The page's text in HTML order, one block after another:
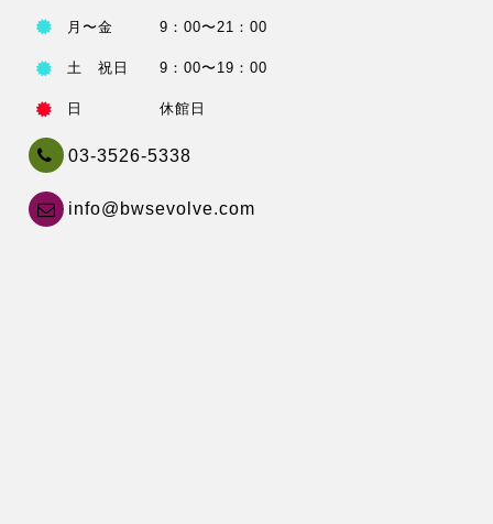
月〜金 9：00〜21：00
土 祝日 9：00〜19：00
日 休館日
03-3526-5338
info@bwsevolve.com